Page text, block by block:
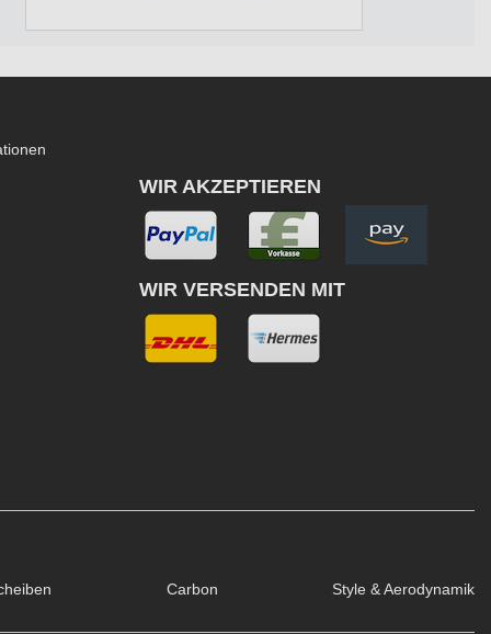
WIR AKZEPTIEREN
WIR VERSENDEN MIT
Carbon Style & Aerodynamik